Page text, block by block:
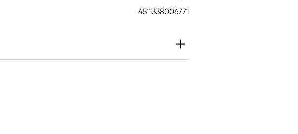
4511338006771